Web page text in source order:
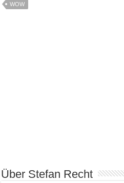
WOW
Über Stefan Recht